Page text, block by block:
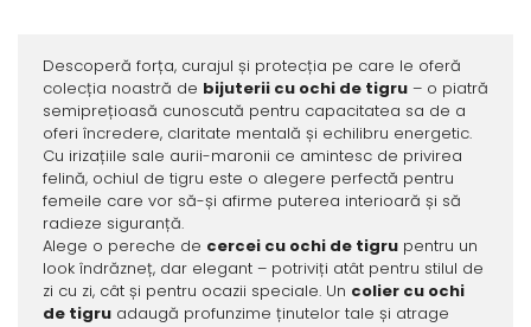
Descoperă forța, curajul și protecția pe care le oferă
colecția noastră de bijuterii cu ochi de tigru– o piatră
semiprețioasă cunoscută pentru capacitatea sa de a
oferi încredere, claritate mentală și echilibru energetic.
Cu irizațiile sale aurii-maronii ce amintesc de privirea
felină, ochiul de tigru este o alegere perfectă pentru
femeile care vor să-și afirme puterea interioară și să
radieze siguranță.
Alege o pereche de cercei cu ochi de tigrupentru un
look îndrăzneț, dar elegant – potriviți atât pentru stilul de
zi cu zi, cât și pentru ocazii speciale. Un colier cu ochi
de tigruadaugă profunzime ținutelor tale și atrage